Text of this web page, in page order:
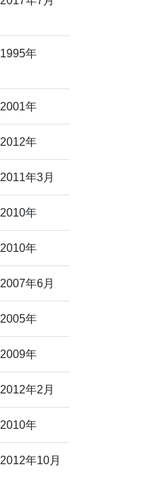
1995年
2001年
2012年
2011年3月
2010年
2010年
2007年6月
2005年
2009年
2012年2月
2010年
2012年10月